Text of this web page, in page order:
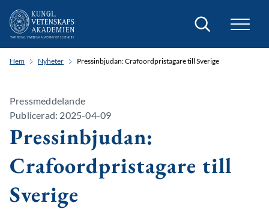
Sök
Hem Nyheter Pressinbjudan: Crafoordpristagare till Sverige
Pressmeddelande
Publicerad: 2025-04-09
Pressinbjudan:
Crafoordpristagare till
Sverige